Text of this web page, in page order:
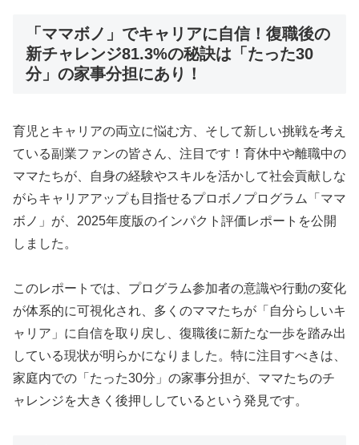
「ママボノ」でキャリアに自信！復職後の
新チャレンジ81.3%の秘訣は「たった30
分」の家事分担にあり！
育児とキャリアの両立に悩む方、そして新しい挑戦を考え
ている副業ファンの皆さん、注目です！育休中や離職中の
ママたちが、自身の経験やスキルを活かして社会貢献しな
がらキャリアアップも目指せるプロボノプログラム「ママ
ボノ」が、2025年度版のインパクト評価レポートを公開
しました。
このレポートでは、プログラム参加者の意識や行動の変化
が体系的に可視化され、多くのママたちが「自分らしいキ
ャリア」に自信を取り戻し、復職後に新たな一歩を踏み出
している現状が明らかになりました。特に注目すべきは、
家庭内での「たった30分」の家事分担が、ママたちのチ
ャレンジを大きく後押ししているという発見です。